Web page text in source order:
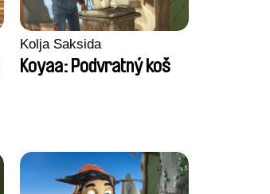
Kolja Saksida
Koyaa: Podvratný koš